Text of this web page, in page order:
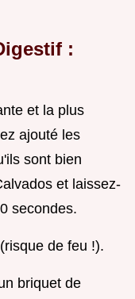
:
et la plus
ajouté les
sont bien
et laissez-
secondes.
de feu !).
briquet de